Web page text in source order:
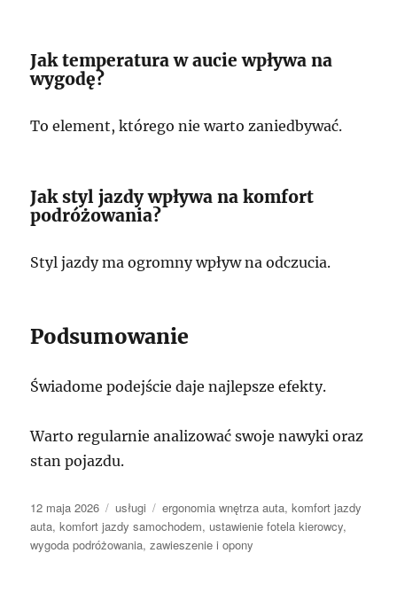
Jak temperatura w aucie wpływa na
wygodę?
To element, którego nie warto zaniedbywać.
Jak styl jazdy wpływa na komfort
podróżowania?
Styl jazdy ma ogromny wpływ na odczucia.
Podsumowanie
Świadome podejście daje najlepsze efekty.
Warto regularnie analizować swoje nawyki oraz
stan pojazdu.
Data
publikacji
12 maja 2026 Kategorie
usługi Tagi
ergonomia wnętrza auta,komfort jazdy
auta,komfort jazdy samochodem, ustawienie fotela kierowcy,
wygoda podróżowania,zawieszenie i opony